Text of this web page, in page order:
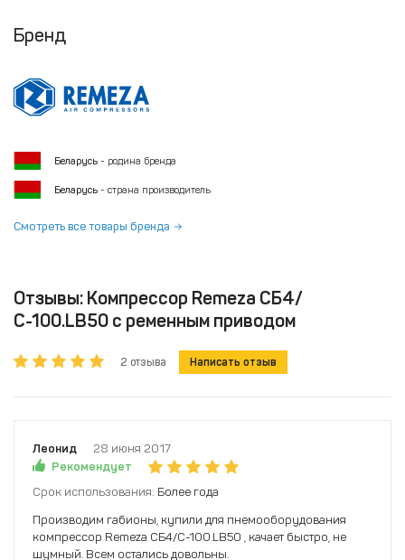
Бренд
Беларусь - родина бренда
Беларусь - страна производитель
Смотреть все товары бренда
Отзывы: Компрессор Remeza СБ4/
С-100.LB50 с ременным приводом
2 отзыва Написать отзыв
Леонид
28 июня 2017
Рекомендует
Срок использования: Более года
Производим габионы, купили для пнемооборудования
компрессор Remeza СБ4/С-100.LB50 , качает быстро, не
шумный. Всем остались довольны.